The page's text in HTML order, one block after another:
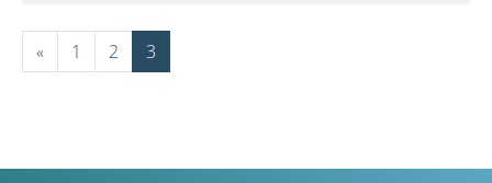
« 1 2 3